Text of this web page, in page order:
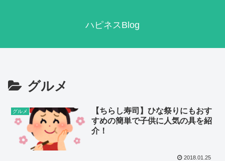
ハピネスBlog
グルメ
グルメ
【ちらし寿司】ひな祭りにもおす
すめの簡単で子供に人気の具を紹
介！
2018.01.25